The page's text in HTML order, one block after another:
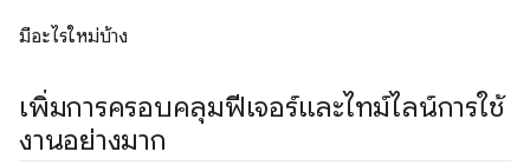
มีอะไรใหม่บ้าง
เพิ่มการครอบคลุมฟีเจอร์และไทม์ไลน์การใช้
งานอย่างมาก